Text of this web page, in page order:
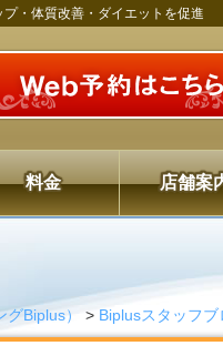
・体質改善・ダイエットを促進
料金 店舗案
Biplus） > Biplusスタッフブ